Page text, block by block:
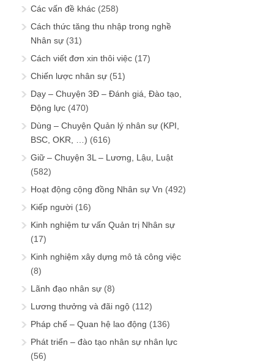
Các vấn đề khác (258)
Cách thức tăng thu nhập trong nghề
Nhân sự (31)
Cách viết đơn xin thôi việc (17)
Chiến lược nhân sự (51)
Dạy – Chuyện 3Đ – Đánh giá, Đào tạo,
Động lực (470)
Dùng – Chuyện Quản lý nhân sự (KPI,
BSC, OKR, …) (616)
Giữ – Chuyện 3L – Lương, Lậu, Luật
(582)
Hoạt động cộng đồng Nhân sự Vn (492)
Kiếp người (16)
Kinh nghiệm tư vấn Quản trị Nhân sự
(17)
Kinh nghiệm xây dựng mô tả công việc
(8)
Lãnh đạo nhân sự (8)
Lương thưởng và đãi ngộ (112)
Pháp chế – Quan hệ lao động (136)
Phát triển – đào tạo nhân sự nhân lực
(56)